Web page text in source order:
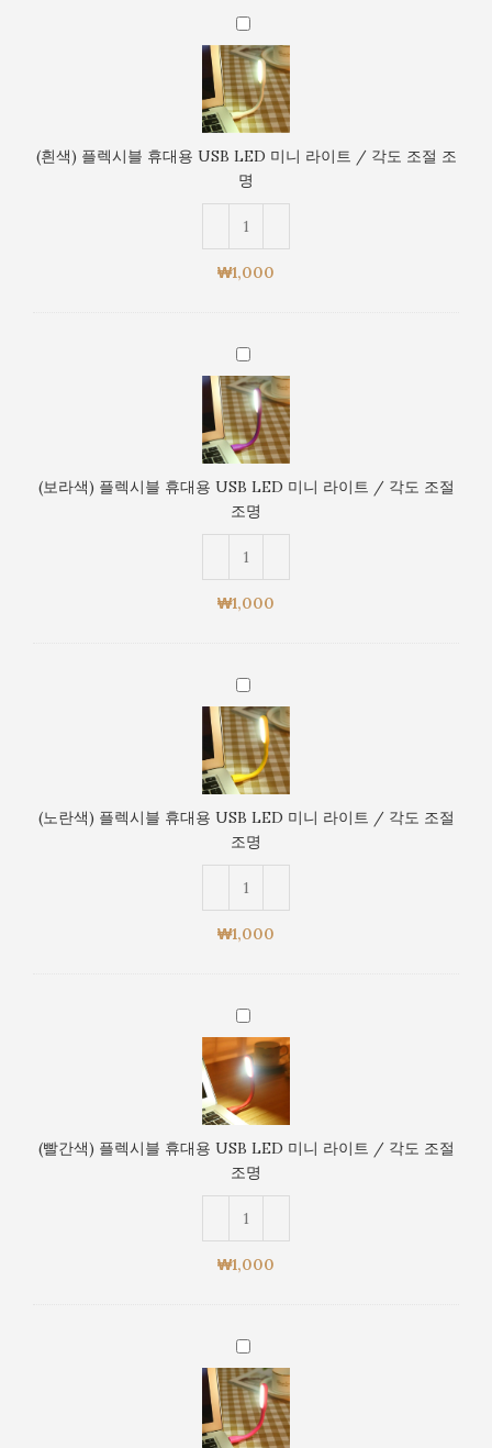
라
이
트
/
각
도
조
조
명
(흰
색)
플
렉
시
휴
대
LED
미
이
트
/
각
도
조
절
명
(흰색) 플렉시블 휴대용 USB LED 미니 라이트 / 각도 조절 조
명
₩1,000
(보
라
색)
플
렉
블
휴
USB
LED
라
이
트
/
각
도
조
조
명
(보라색) 플렉시블 휴대용 USB LED 미니 라이트 / 각도 조절
조명
₩1,000
(노
란
색)
플
렉
블
휴
USB
LED
라
이
트
/
각
도
조
조
명
(노란색) 플렉시블 휴대용 USB LED 미니 라이트 / 각도 조절
조명
₩1,000
(빨
간
색)
플
렉
블
휴
USB
LED
라
이
트
/
(빨간색) 플렉시블 휴대용 USB LED 미니 라이트 / 각도 조절
조명
₩1,000
(분
홍
색)
플
렉